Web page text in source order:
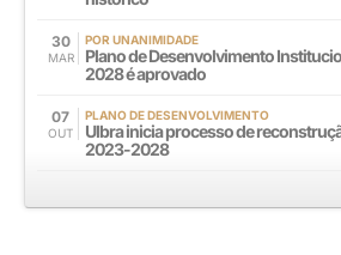
30
MAR
POR UNANIMIDADE
Plano de Desenvolvimento
2028 é aprovado
07
OUT
PLANO DE DESENVOLVIMENTO
Ulbra inicia processo de
2023-2028